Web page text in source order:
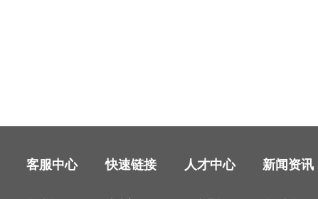
客服中心 快速链接 人才中心 新闻资讯